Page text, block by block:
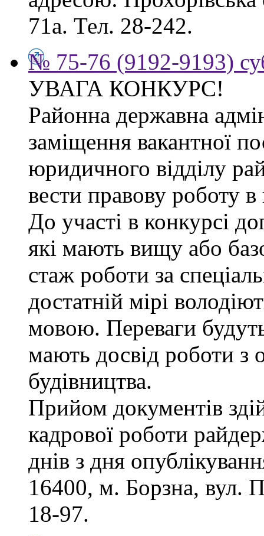
71а. Тел. 28-242.
№ 75-76 (9192-9193)
УВАГА КОНКУРС!
Районна державна
заміщення вакантної
юридичного відділу
вести правову роботу в
До участі в конкурсі
які мають вищу або
стаж роботи за
достатній мірі
мовою. Переваги
мають досвід роботи з
будівництва.
Прийом документів
кадрової роботи
днів з дня
16400, м. Борзна, вул.
18-97.